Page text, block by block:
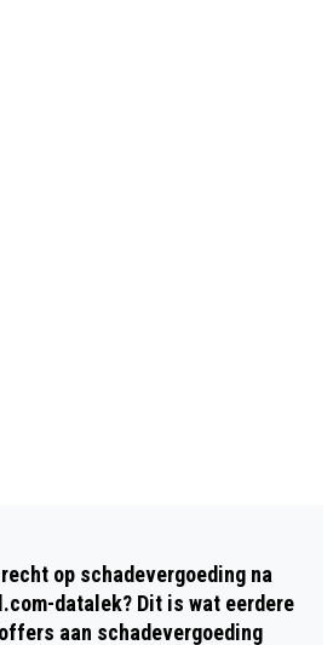
op schadevergoeding na
datalek? Dit is wat eerdere
aan schadevergoeding